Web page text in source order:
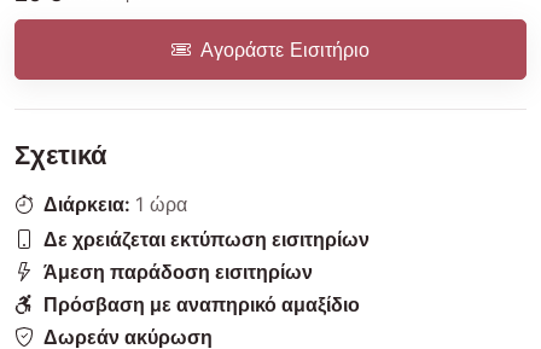
Αγοράστε Εισιτήριο
Σχετικά
Διάρκεια: 1 ώρα
Δε χρειάζεται εκτύπωση εισιτηρίων
Άμεση παράδοση εισιτηρίων
Πρόσβαση με αναπηρικό αμαξίδιο
Δωρεάν ακύρωση